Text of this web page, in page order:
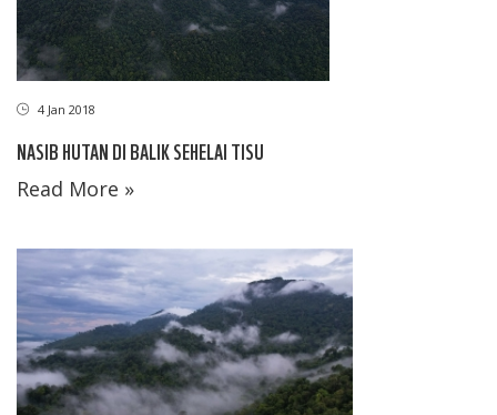
4 Jan 2018
NASIB HUTAN DI BALIK SEHELAI TISU
Read More »